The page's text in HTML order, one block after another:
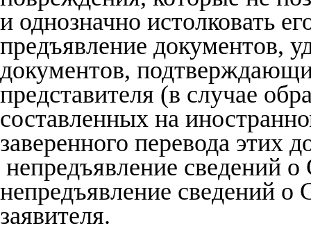
и однозначно истолковать
предъявление документов,
документов,
представителя (в случае
составленных на
заверенного перевода этих
непредъявление сведений
непредъявление сведений
заявителя.